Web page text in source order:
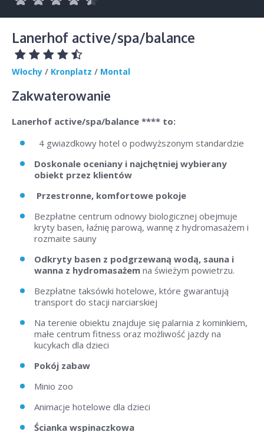
Lanerhof active/spa/balance
Włochy / Kronplatz / Montal
Zakwaterowanie
Lanerhof active/spa/balance **** to:
4 gwiazdkowy hotel o podwyższonym standardzie
Doskonale oceniany i najchętniej wybierany
obiekt przez klientów
Przestronne, komfortowe pokoje
Bezpłatne centrum odnowy biologicznej obejmuje
kryty basen, łaźnię parową, wannę z hydromasażem i
rozmaite sauny
Odkryty basen z podgrzewaną wodą, sauna i
wanna z hydromasażem na świeżym powietrzu.
Bezpłatne taksówki hotelowe, które gwarantują
transport do stacji narciarskiej
Na terenie obiektu znajduje się palarnia z kominkiem,
małe centrum fitness oraz możliwość jazdy na
kucykach dla dzieci
Pokój zabaw
Minio zoo
Animacje hotelowe dla dzieci
Ścianka wspinaczkowa